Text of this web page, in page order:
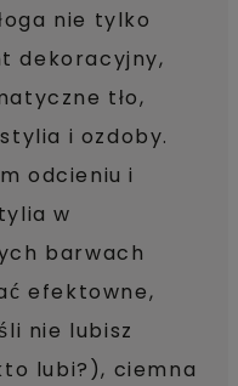
nie tylko
dekoracyjny,
tło,
i ozdoby.
odcieniu i
w
barwach
efektowne,
nie lubisz
lubi?), ciemna